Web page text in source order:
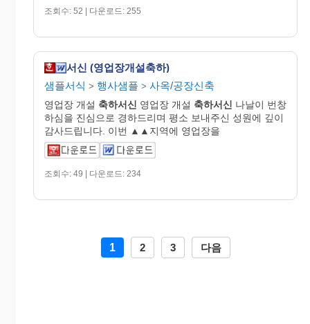
조회수: 52 | 다운로드: 255
서신 (영업장개설축하)
샘플서식 > 행사샘플 > 사옥/공장신축
영업장 개설 축하서신 영업장 개설 축하서신 나날이 번창
하심을 진심으로 경하드리며 평소 보내주신 성원에 깊이
감사드립니다. 이번 ▲▲지역에 영업장을
조회수: 49 | 다운로드: 234
1 2 3 다음